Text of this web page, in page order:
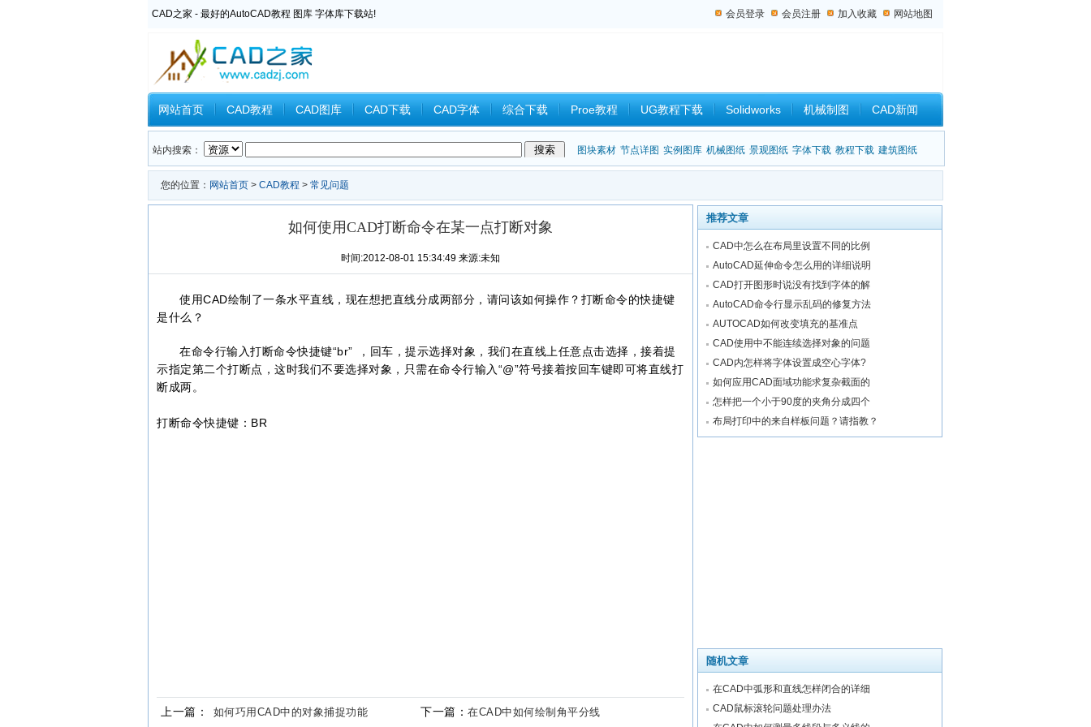
CAD之家 - 最好的AutoCAD教程 图库 字体库下载站! 会员登录 会员注册 加入收藏 网站地图
网站首页 CAD教程 CAD图库 CAD下载 CAD字体 综合下载 Proe教程 UG教程下载 Solidworks 机械制图 CAD新闻
Inventor教程 Ansys教程 CAXA教程 中望CAD Catia教程 CAD习题 CAM CAD2008 设计杂谈
站内搜索： 图块素材 节点详图 实例图库 机械图纸 景观图纸 字体下载 教程下载 建筑图纸
您的位置： 网站首页 > CAD教程 > 常见问题
如何使用CAD打断命令在某一点打断对象
时间:2012-08-01 15:34:49 来源:未知
使用CAD绘制了一条水平直线，现在想把直线分成两部分，请问该如何操作？打断命令的快捷键
是什么？
在命令行输入打断命令快捷键“br” ，回车，提示选择对象，我们在直线上任意点击选择，接着提
示指定第二个打断点，这时我们不要选择对象，只需在命令行输入“@”符号接着按回车键即可将直线打
断成两。
打断命令快捷键：BR
上一篇： 如何巧用CAD中的对象捕捉功能 下一篇： 在CAD中如何绘制角平分线
推荐文章
CAD中怎么在布局里设置不同的比例
AutoCAD延伸命令怎么用的详细说明
CAD打开图形时说没有找到字体的解
AutoCAD命令行显示乱码的修复方法
AUTOCAD如何改变填充的基准点
CAD使用中不能连续选择对象的问题
CAD内怎样将字体设置成空心字体?
如何应用CAD面域功能求复杂截面的
怎样把一个小于90度的夹角分成四个
布局打印中的来自样板问题？请指教？
随机文章
在CAD中弧形和直线怎样闭合的详细
CAD鼠标滚轮问题处理办法